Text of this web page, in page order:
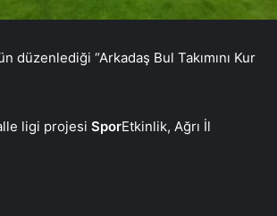
düzenlediği “Arkadaş Bul Takımını Kur
ligi projesi SporEtkinlik, Ağrı İl